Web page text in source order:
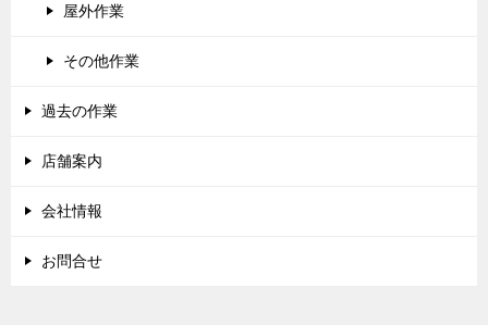
屋外作業
その他作業
過去の作業
店舗案内
会社情報
お問合せ